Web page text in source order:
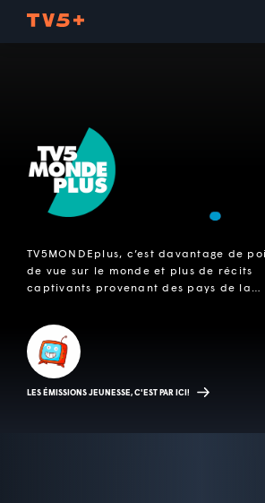
TV5MONDEplus, c’est davantage de
de vue sur le monde et plus de récits
captivants provenant des pays de la
une variété de films, de séries et de
documentaires.
LES ÉMISSIONS JEUNESSE, C'EST PAR ICI!